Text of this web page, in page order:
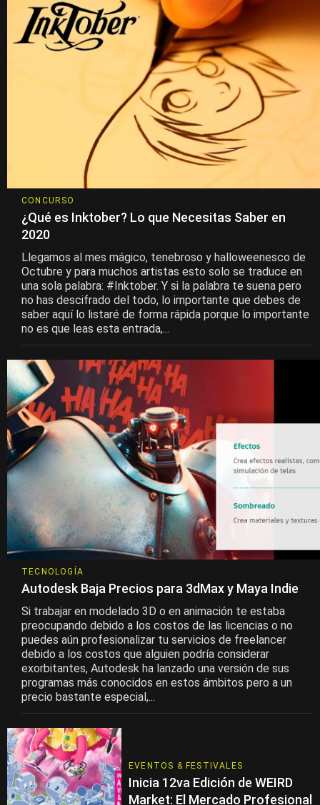
CONCURSO
¿Qué es Inktober? Lo que Necesitas Saber en
2020
Llegamos al mes mágico, tenebroso y halloweenesco de
Octubre y para muchos artistas esto solo se traduce en
una sola palabra: #Inktober. Y si la palabra te suena pero
no has descifrado del todo, lo importante que debes de
saber aquí lo listaré de forma rápida porque lo importante
no es que leas esta entrada,...
TECNOLOGÍA
Autodesk Baja Precios para 3dMax y Maya Indie
Si trabajar en modelado 3D o en animación te estaba
preocupando debido a los costos de las licencias o no
puedes aún profesionalizar tu servicios de freelancer
debido a los costos que alguien podría considerar
exorbitantes, Autodesk ha lanzado una versión de sus
programas más conocidos en estos ámbitos pero a un
precio bastante especial,...
EVENTOS & FESTIVALES
Inicia 12va Edición de WEIRD
Market: El Mercado Profesional